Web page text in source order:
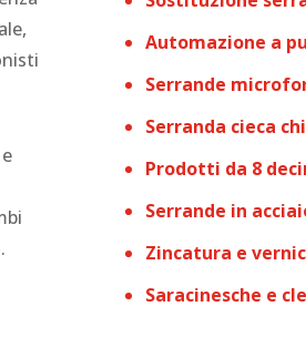
Automazione a
Serrande
Serranda cieca
Prodotti da 8
Serrande in
Zincatura e
Saracinesche e